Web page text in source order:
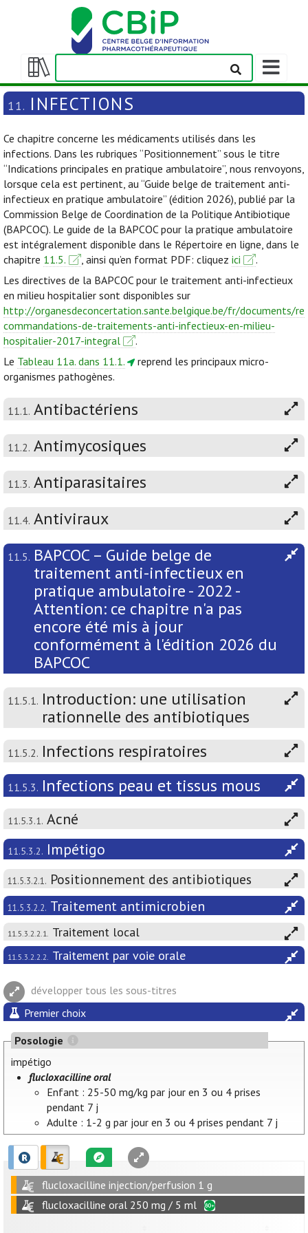
Afficher/masquer
la
table
matières
Afficher/
la
barre
navigation
11. INFECTIONS
Ce chapitre concerne les médicaments utilisés dans les
infections. Dans les rubriques “Positionnement” sous le titre
“Indications principales en pratique ambulatoire”, nous renvoyons,
lorsque cela est pertinent, au “Guide belge de traitement anti-
infectieux en pratique ambulatoire” (édition 2026), publié par la
Commission Belge de Coordination de la Politique Antibiotique
(BAPCOC). Le guide de la BAPCOC pour la pratique ambulatoire
est intégralement disponible dans le Répertoire en ligne, dans le
chapitre 11.5. , ainsi qu’en format PDF: cliquez ici
.
Les directives de la BAPCOC pour le traitement anti-infectieux
en milieu hospitalier sont disponibles sur
http://organesdeconcertation.sante.belgique.be/fr/documents/re
commandations-de-traitements-anti-infectieux-en-milieu-
hospitalier-2017-integral
.
Le Tableau 11a. dans 11.1.
reprend les principaux micro-
organismes pathogènes.
11.1. Antibactériens
11.2. Antimycosiques
11.3. Antiparasitaires
11.4. Antiviraux
11.5. BAPCOC – Guide belge de
traitement anti-infectieux en
pratique ambulatoire - 2022 -
Attention: ce chapitre n'a pas
encore été mis à jour
conformément à l'édition 2026 du
BAPCOC
11.5.1. Introduction: une utilisation
rationnelle des antibiotiques
11.5.2. Infections respiratoires
11.5.3. Infections peau et tissus mous
11.5.3.1. Acné
11.5.3.2. Impétigo
11.5.3.2.1. Positionnement des antibiotiques
11.5.3.2.2. Traitement antimicrobien
11.5.3.2.2.1. Traitement local
11.5.3.2.2.2. Traitement par voie orale
développer tous les sous-titres
Premier choix
Posologie
impétigo
flucloxacilline oral
Enfant : 25-50 mg/kg par jour en 3 ou 4 prises
pendant 7 j
Adulte : 1-2 g par jour en 3 ou 4 prises pendant 7 j
flucloxacilline injection/perfusion 1 g
flucloxacilline oral 250 mg / 5 ml